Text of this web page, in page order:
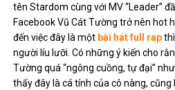
tên Stardom cùng với MV “Leader”
Facebook Vũ Cát Tường trở nên hot
đến việc đây là một bài hát full rap
người líu lưỡi. Có những ý kiến cho
Tường quá “ngông cuồng, tự đại”
thấy đây là cá tính của cô nàng,